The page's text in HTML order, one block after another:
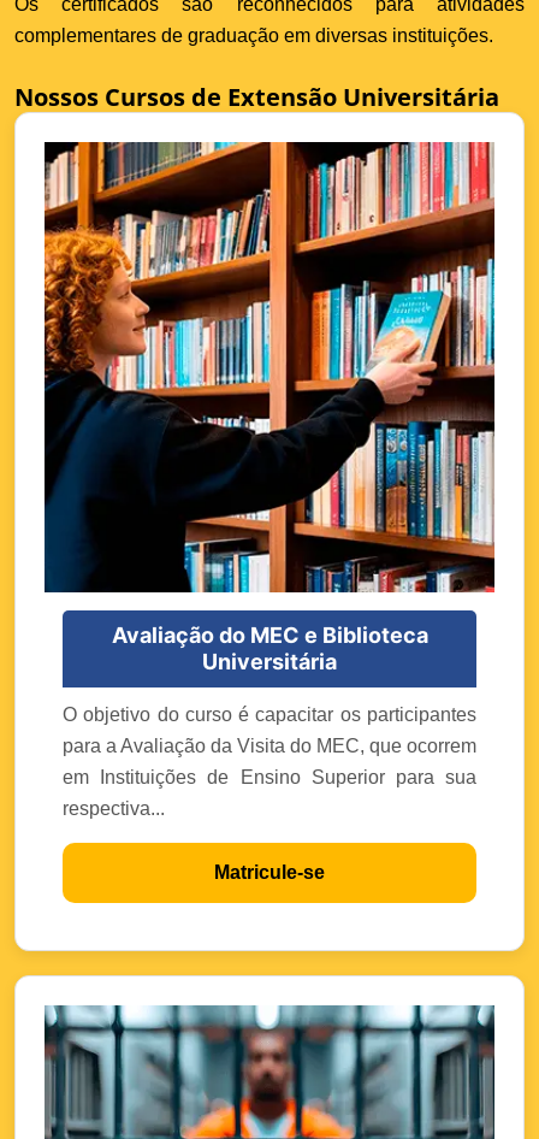
Os certificados são reconhecidos para atividades
complementares de graduação em diversas instituições.
Nossos Cursos de Extensão Universitária
Avaliação do MEC e Biblioteca
Universitária
O objetivo do curso é capacitar os participantes
para a Avaliação da Visita do MEC, que ocorrem
em Instituições de Ensino Superior para sua
respectiva...
Matricule-se